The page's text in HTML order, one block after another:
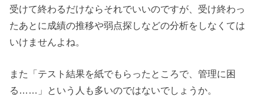
受けて終わるだけならそれでいいのですが、受け終わっ
たあとに成績の推移や弱点探しなどの分析をしなくては
いけませんよね。
また「テスト結果を紙でもらったところで、管理に困
る……」という人も多いのではないでしょうか。